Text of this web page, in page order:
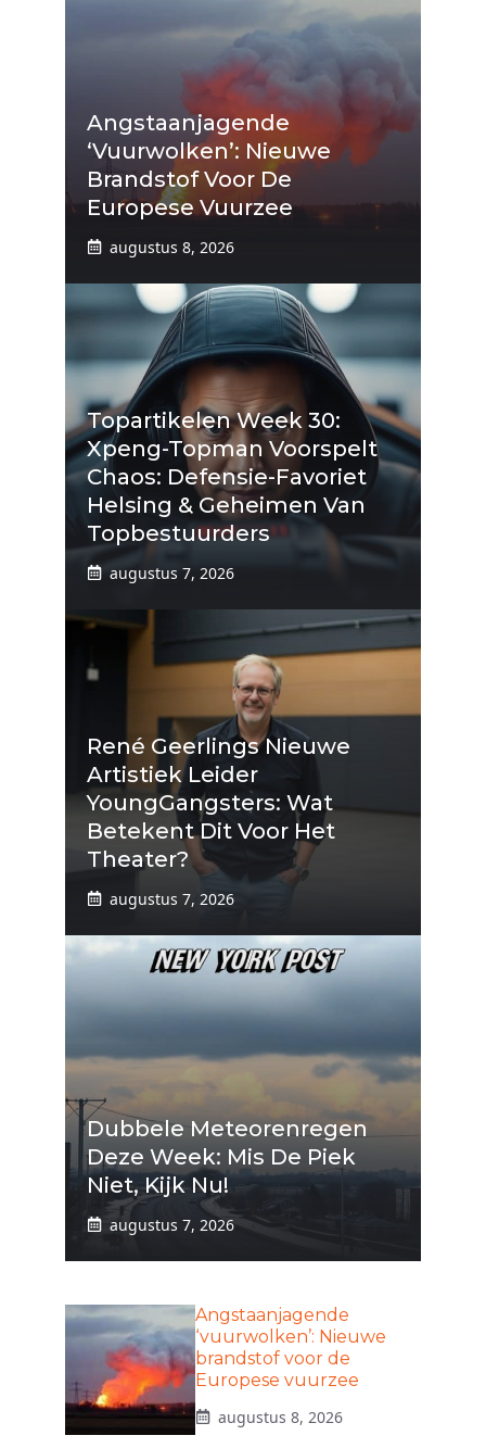
Angstaanjagende
‘vuurwolken’: Nieuwe
Brandstof Voor De
Europese Vuurzee
augustus 8, 2026
Topartikelen Week 30:
Xpeng-Topman Voorspelt
Chaos: Defensie-Favoriet
Helsing & Geheimen Van
Topbestuurders
augustus 7, 2026
René Geerlings Nieuwe
Artistiek Leider
YoungGangsters: Wat
Betekent Dit Voor Het
Theater?
augustus 7, 2026
Dubbele Meteorenregen
Deze Week: Mis De Piek
Niet, Kijk Nu!
augustus 7, 2026
Angstaanjagende
‘vuurwolken’: Nieuwe
brandstof voor de
Europese vuurzee
augustus 8, 2026